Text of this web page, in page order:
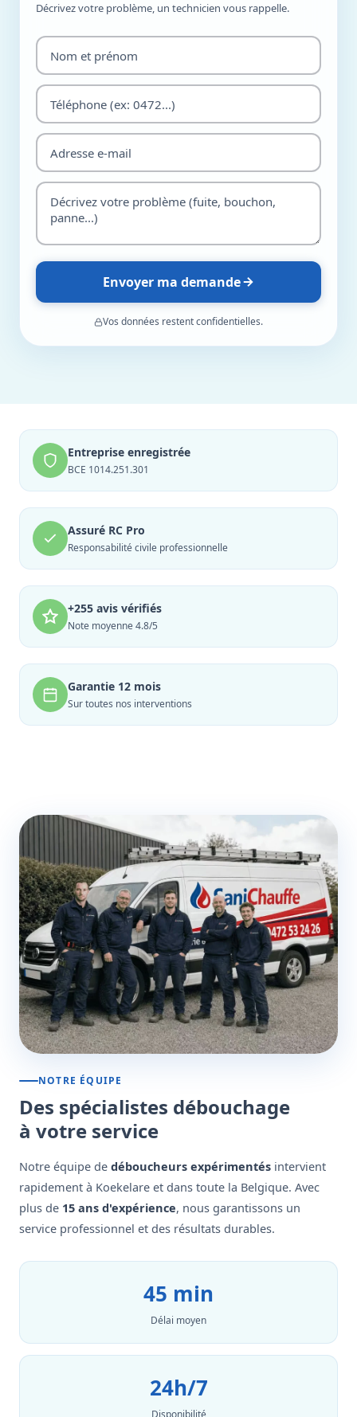
Décrivez votre problème, un technicien vous rappelle.
Envoyer ma demande
Vos données restent confidentielles.
Entreprise enregistrée
BCE 1014.251.301
Assuré RC Pro
Responsabilité civile professionnelle
+255 avis vérifiés
Note moyenne 4.8/5
Garantie 12 mois
Sur toutes nos interventions
NOTRE ÉQUIPE
Des spécialistes débouchage
à votre service
Notre équipe de déboucheurs expérimentés intervient
rapidement à Koekelare et dans toute la Belgique. Avec
plus de 15 ans d'expérience, nous garantissons un
service professionnel et des résultats durables.
45 min
Délai moyen
24h/7
Disponibilité